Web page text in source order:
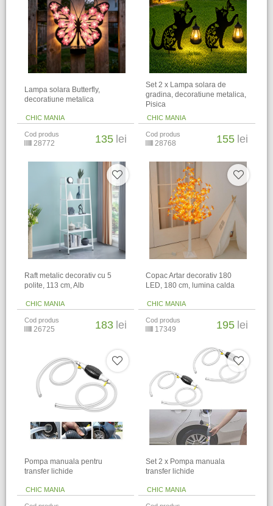
Lampa solara Butterfly,
decoratiune metalica
CHIC MANIA
Cod produs
28772 135 lei
Set 2 x Lampa solara de
gradina, decoratiune metalica,
Pisica
CHIC MANIA
Cod produs
28768 155 lei
Raft metalic decorativ cu 5
polite, 113 cm, Alb
CHIC MANIA
Cod produs
26725 183 lei
Copac Artar decorativ 180
LED, 180 cm, lumina calda
CHIC MANIA
Cod produs
17349 195 lei
Pompa manuala pentru
transfer lichide
CHIC MANIA
Set 2 x Pompa manuala
transfer lichide
CHIC MANIA